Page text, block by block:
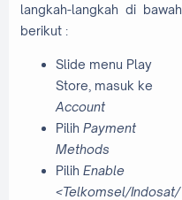
langkah-langkah di bawah
berikut :
Slide menu Play
Store, masuk ke
Account
Pilih Payment
Methods
Pilih Enable
<Telkomsel/Indosat/